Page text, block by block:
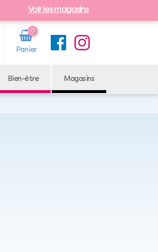
Voir les magasins
0
Arti
cle
Bien-être Magasins